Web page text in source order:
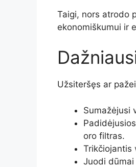
Taigi, nors atrodo
ekonomiškumui ir
Užsiteršęs ar
Sumažėjusi
oro filtras.
Trikčiojantis
Juodi